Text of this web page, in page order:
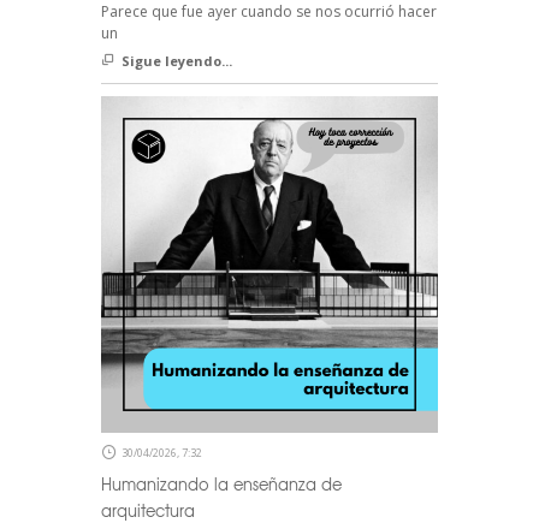
Parece que fue ayer cuando se nos ocurrió hacer
un
Sigue leyendo...
30/04/2026, 7:32
Humanizando la enseñanza de
arquitectura